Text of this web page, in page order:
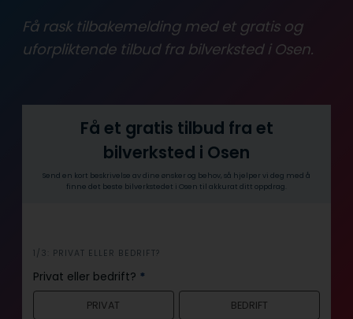
Få rask tilbakemelding med et gratis og
uforpliktende tilbud fra bilverksted i Osen.
Få et gratis tilbud fra et
bilverksted i Osen
Send en kort beskrivelse av dine ønsker og behov, så hjelper vi deg med å
finne det beste bilverkstedet i Osen til akkurat ditt oppdrag.
i
n
n
1/3: PRIVAT ELLER BEDRIFT?
Privat eller bedrift? *
PRIVAT BEDRIFT